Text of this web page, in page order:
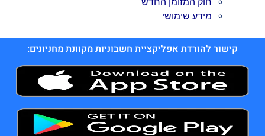
מידע שימושי
קישור להורדת אפליקציית חשבוניות מקוונת מחניונים: